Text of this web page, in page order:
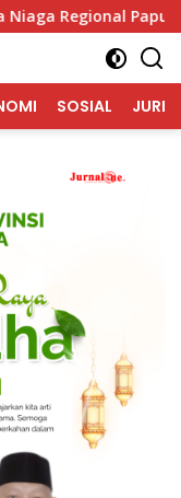
Maluku
SOSIAL